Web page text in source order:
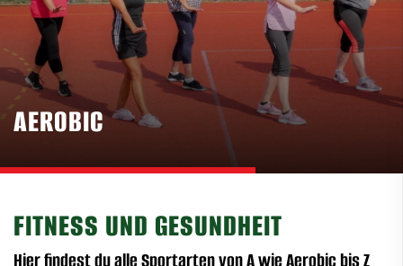
AEROBIC
FITNESS UND GESUNDHEIT
Hier findest du alle Sportarten von A wie Aerobic bis Z